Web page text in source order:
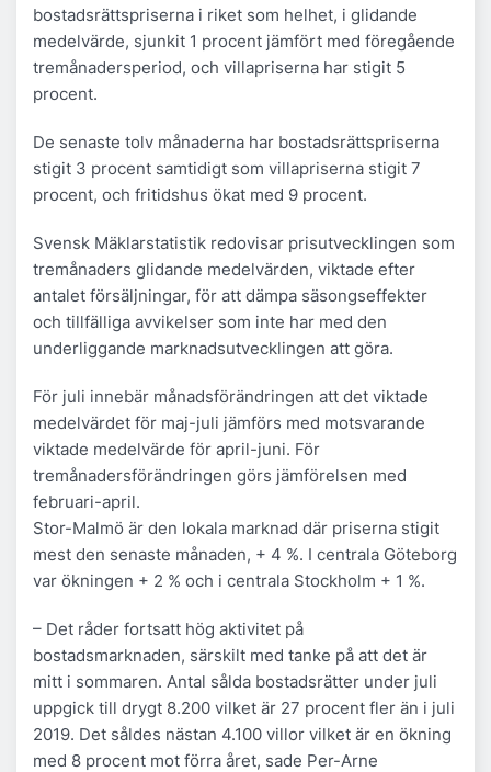
bostadsrättspriserna i riket som helhet, i glidande
medelvärde, sjunkit 1 procent jämfört med föregående
tremånadersperiod, och villapriserna har stigit 5
procent.
De senaste tolv månaderna har bostadsrättspriserna
stigit 3 procent samtidigt som villapriserna stigit 7
procent, och fritidshus ökat med 9 procent.
Svensk Mäklarstatistik redovisar prisutvecklingen som
tremånaders glidande medelvärden, viktade efter
antalet försäljningar, för att dämpa säsongseffekter
och tillfälliga avvikelser som inte har med den
underliggande marknadsutvecklingen att göra.
För juli innebär månadsförändringen att det viktade
medelvärdet för maj-juli jämförs med motsvarande
viktade medelvärde för april-juni. För
tremånadersförändringen görs jämförelsen med
februari-april.
Stor-Malmö är den lokala marknad där priserna stigit
mest den senaste månaden, + 4 %. I centrala Göteborg
var ökningen + 2 % och i centrala Stockholm + 1 %.
– Det råder fortsatt hög aktivitet på
bostadsmarknaden, särskilt med tanke på att det är
mitt i sommaren. Antal sålda bostadsrätter under juli
uppgick till drygt 8.200 vilket är 27 procent fler än i juli
2019. Det såldes nästan 4.100 villor vilket är en ökning
med 8 procent mot förra året, sade Per-Arne